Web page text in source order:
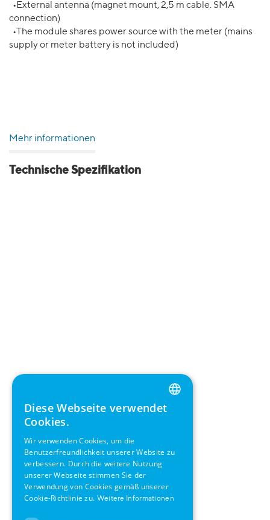
•External antenna (magnet mount, 2,5 m cable. SMA
connection)
•The module shares power source with the meter (mains
supply or meter battery is not included)
Mehr informationen
Technische Spezifikation
ENGLISH
SWEDISH
Diese Webseite verwendet
Cookies.
Wir verwenden Cookies, um die
Benutzerfreundlichkeit unserer Website zu
verbessern. Durch die weitere Nutzung
unserer Webseite stimmen Sie der
Verwendung von Cookies gemäß unserer
Cookie-Richtlinie zu. Weitere Informationen